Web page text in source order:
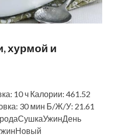
хурмой и
10 ч Калории: 461.52
30 мин Б/Ж/У: 21.61